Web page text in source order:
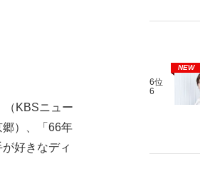
KBSニュー
）、「66年
好きなディ
6位
6
NEW